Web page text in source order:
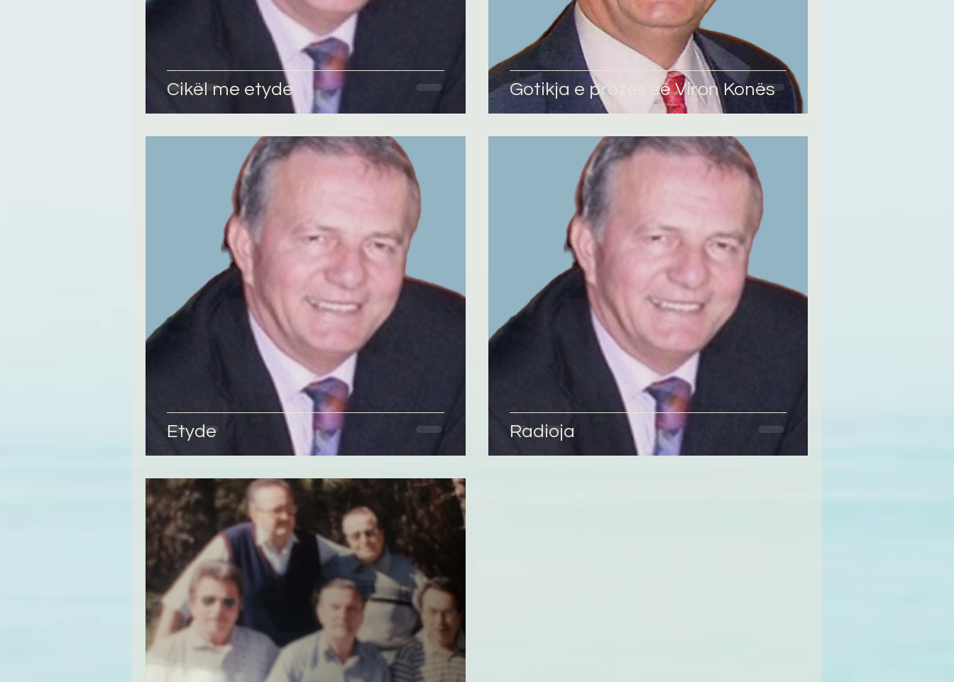
Cikël me etyde Gotikja e prozës së Viron Konës
Etyde Radioja